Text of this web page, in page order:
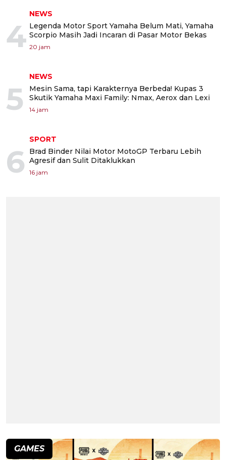
4
NEWS
Legenda Motor Sport Yamaha Belum Mati, Yamaha
Scorpio Masih Jadi Incaran di Pasar Motor Bekas
20 jam
5
NEWS
Mesin Sama, tapi Karakternya Berbeda! Kupas 3
Skutik Yamaha Maxi Family: Nmax, Aerox dan Lexi
14 jam
6
SPORT
Brad Binder Nilai Motor MotoGP Terbaru Lebih
Agresif dan Sulit Ditaklukkan
16 jam
GAMES